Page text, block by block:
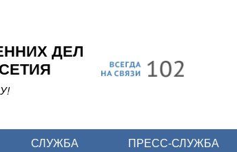
основному
содержанию
ДЕЛ
СЛУЖБА ПРЕСС-СЛУЖБА